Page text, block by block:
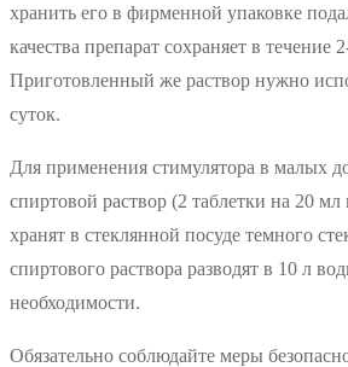
хранить его в фирменной упаковке
качества препарат сохраняет в течение
Приготовленный же раствор нужно
суток.
Для применения стимулятора в малых
спиртовой раствор (2 таблетки на 20
хранят в стеклянной посуде темного
спиртового раствора разводят в 10 л
необходимости.
Обязательно соблюдайте меры